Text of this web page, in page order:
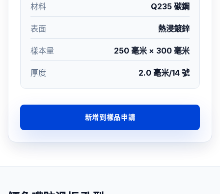
材料 Q235 碳鋼
表面 熱浸鍍鋅
樣本量 250 毫米 × 300 毫米
厚度 2.0 毫米/14 號
新增到樣品申請